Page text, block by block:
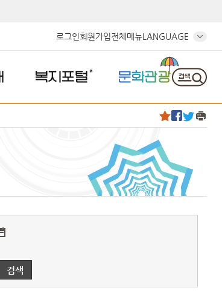
로그인 회원가입전체메뉴LANGUAGE
복지포털 문화관광